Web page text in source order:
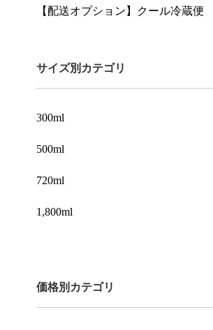
【配送オプション】クール冷蔵便
サイズ別カテゴリ
300ml
500ml
720ml
1,800ml
価格別カテゴリ